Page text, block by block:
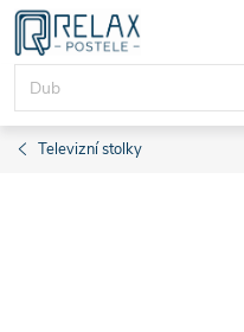
Přejít
obsah
Televizní stolky